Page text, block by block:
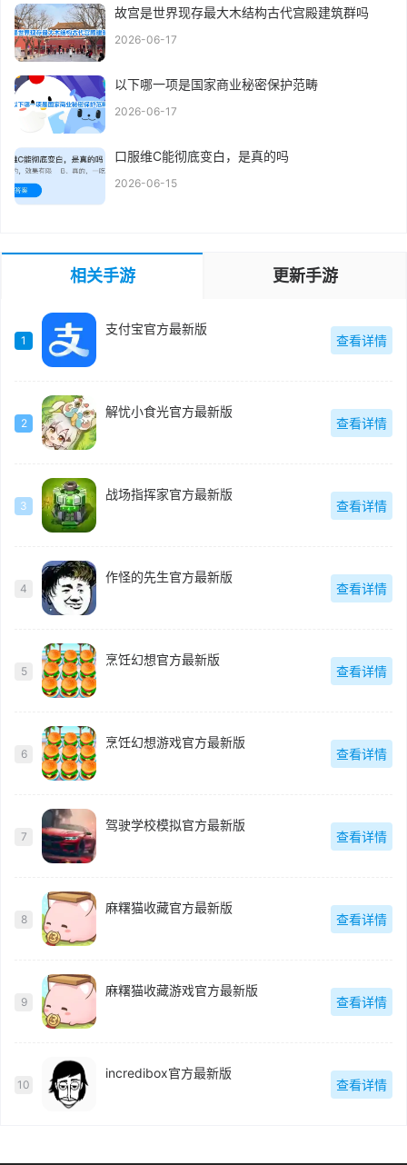
故宫是世界现存最大木结构古代宫殿建筑群吗
2026-06-17
以下哪一项是国家商业秘密保护范畴
2026-06-17
口服维C能彻底变白，是真的吗
2026-06-15
相关手游 更新手游
1
支付宝官方最新版
查看详情
2
解忧小食光官方最新版
查看详情
3
战场指挥家官方最新版
查看详情
4
作怪的先生官方最新版
查看详情
5
烹饪幻想官方最新版
查看详情
6
烹饪幻想游戏官方最新版
查看详情
7
驾驶学校模拟官方最新版
查看详情
8
麻糬猫收藏官方最新版
查看详情
9
麻糬猫收藏游戏官方最新版
查看详情
10
incredibox官方最新版
查看详情